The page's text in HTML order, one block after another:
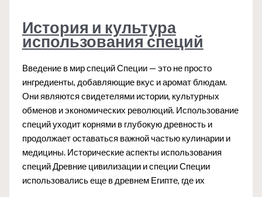
История и культура
использования специй
Введение в мир специй Специи — это не просто
ингредиенты, добавляющие вкус и аромат блюдам.
Они являются свидетелями истории, культурных
обменов и экономических революций. Использование
специй уходит корнями в глубокую древность и
продолжает оставаться важной частью кулинарии и
медицины. Исторические аспекты использования
специй Древние цивилизации и специи Специи
использовались еще в древнем Египте, где их